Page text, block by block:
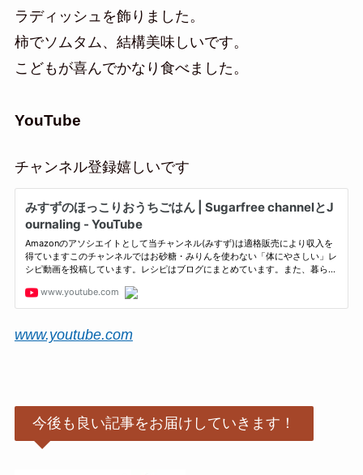
ラディッシュを飾りました。
柿でソムタム、結構美味しいです。
こどもが喜んでかなり食べました。
YouTube
チャンネル登録嬉しいです
www.youtube.com
今後も良い記事をお届けしていきます！